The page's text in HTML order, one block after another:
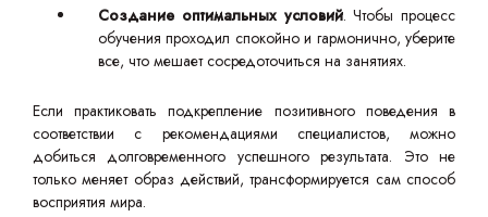
Создание оптимальных условий. Чтобы процесс
обучения проходил спокойно и гармонично, уберите
все, что мешает сосредоточиться на занятиях.
Если практиковать подкрепление позитивного поведения в
соответствии с рекомендациями специалистов, можно
добиться долговременного успешного результата. Это не
только меняет образ действий, трансформируется сам способ
восприятия мира.